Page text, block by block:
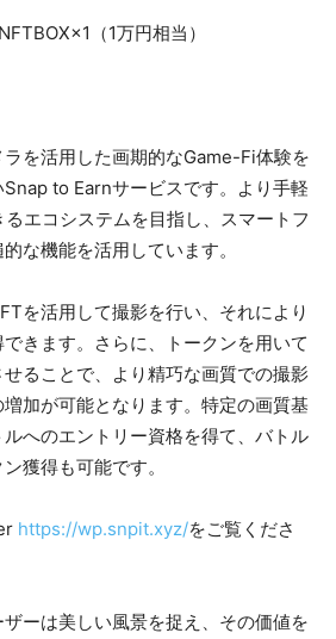
（1万円相当）
を活用した画期的なGame-Fi体験を
to Earnサービスです。より手軽
エコシステムを目指し、スマートフ
な機能を活用しています。
を活用して撮影を行い、それにより
きます。さらに、トークンを用いて
ることで、より精巧な画質での撮影
加が可能となります。特定の画質基
へのエントリー資格を得て、バトル
獲得も可能です。
https://wp.snpit.xyz/をご覧くださ
ーは美しい風景を捉え、その価値を